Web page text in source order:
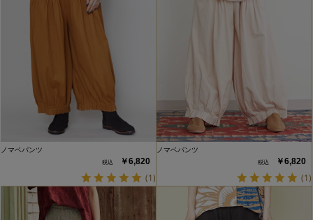
ノマベパンツ
￥6,820
(1)
ノマベパンツ
￥6,820
(1)